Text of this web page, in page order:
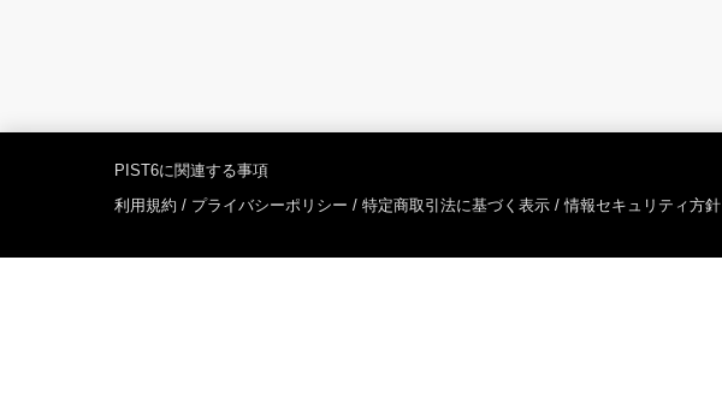
PIST6に関連する事項
利用規約 / プライバシーポリシー / 特定商取引法に基づく表示 /情報セキュリティ方針